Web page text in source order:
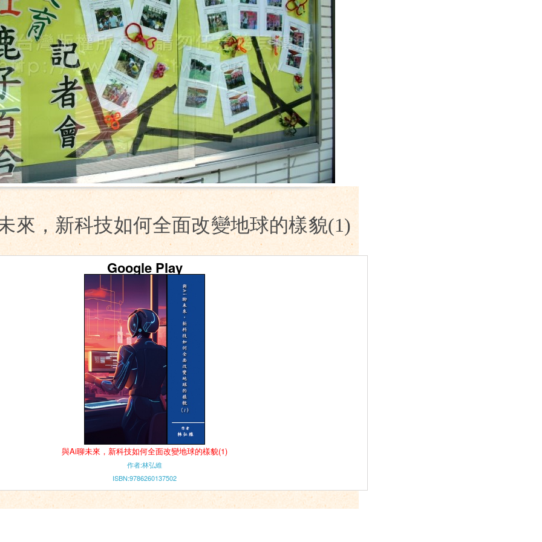
來，新科技如何全面改變地球的樣貌(1)
Google Play
與Ai聊未來，新科技如何全面改變地球的樣貌(1)
作者:林弘維
ISBN:9786260137502